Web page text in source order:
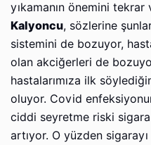
yıkamanın önemini tekrar
Kalyoncu, sözlerine
sistemini de bozuyor,
olan akciğerleri de
hastalarımıza ilk
oluyor. Covid
ciddi seyretme riski
artıyor. O yüzden